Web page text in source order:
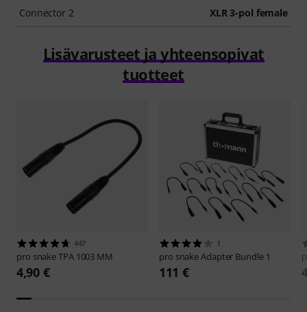
Connector 2 XLR 3-pol female
Lisävarusteet ja yhteensopivat
tuotteet
447
pro snakeTPA 1003 MM
4,90 €
1
pro snakeAdapter Bundle 1
111 €